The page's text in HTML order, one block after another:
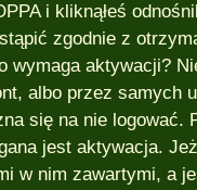
i kliknąłeś
zgodnie z
wymaga aktywacji?
albo przez samych
się na nie logować.
jest aktywacja.
w nim zawartymi, a